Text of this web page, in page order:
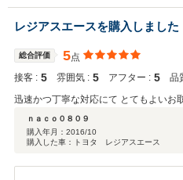
車保険もご加入して頂きましたの
さい！ これからも末永いお付き合
ので、よろしくお願いします！
レジアスエースを購入しました
総合評価 5点
接客 : 5 雰囲気 : 5 アフター : 5 品
迅速かつ丁寧な対応にて とてもよいお
ｎａｃｏ０８０９
購入年月： 2016/10
購入した車：トヨタ レジアスエース